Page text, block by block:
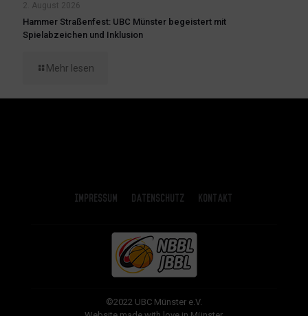
2. August 2026
Hammer Straßenfest: UBC Münster begeistert mit
Spielabzeichen und Inklusion
Mehr lesen
Impressum Datenschutz Kontakt
©2022 UBC Münster e.V.